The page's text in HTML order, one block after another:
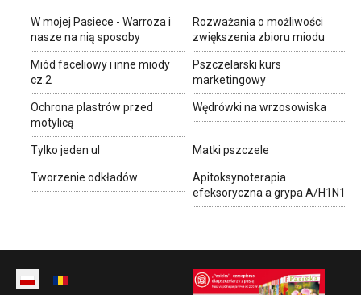
W mojej Pasiece - Warroza i
nasze na nią sposoby
Rozważania o możliwości
zwiększenia zbioru miodu
Miód faceliowy i inne miody
cz.2
Pszczelarski kurs
marketingowy
Ochrona plastrów przed
motylicą
Wędrówki na wrzosowiska
Tylko jeden ul Matki pszczele
Tworzenie odkładów
Apitoksynoterapia
efeksoryczna a grypa A/H1N1